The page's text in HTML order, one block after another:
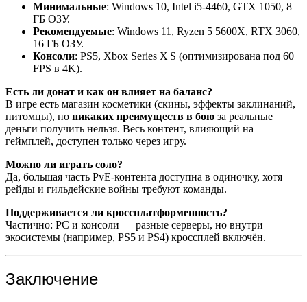
Минимальные: Windows 10, Intel i5-4460, GTX 1050, 8
ГБ ОЗУ.
Рекомендуемые: Windows 11, Ryzen 5 5600X, RTX 3060,
16 ГБ ОЗУ.
Консоли: PS5, Xbox Series X|S (оптимизирована под 60
FPS в 4K).
Есть ли донат и как он влияет на баланс?
В игре есть магазин косметики (скины, эффекты заклинаний,
питомцы), но никаких преимуществ в бою за реальные
деньги получить нельзя. Весь контент, влияющий на
геймплей, доступен только через игру.
Можно ли играть соло?
Да, большая часть PvE-контента доступна в одиночку, хотя
рейды и гильдейские войны требуют команды.
Поддерживается ли кроссплатформенность?
Частично: PC и консоли — разные серверы, но внутри
экосистемы (например, PS5 и PS4) кроссплей включён.
Заключение